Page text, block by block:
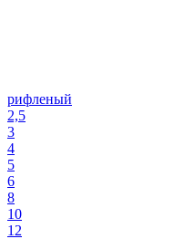
рифленый
2,5
3
4
5
6
8
10
12